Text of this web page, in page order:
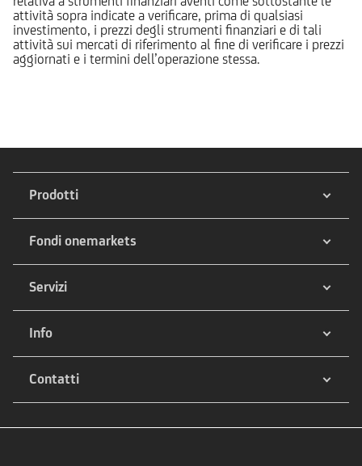
attività sopra indicate a verificare, prima di qualsiasi
investimento, i prezzi degli strumenti finanziari e di tali
attività sui mercati di riferimento al fine di verificare i prezzi
aggiornati e i termini dell’operazione stessa.
Prodotti
Fondi onemarkets
Servizi
Info
Contatti